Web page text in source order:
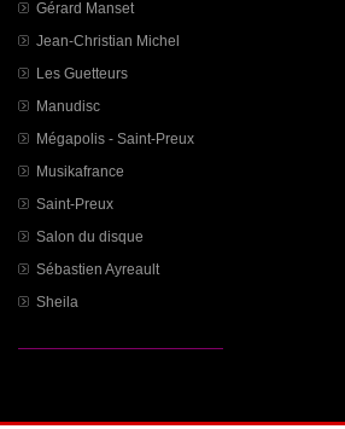
Gérard Manset
Jean-Christian Michel
Les Guetteurs
Manudisc
Mégapolis - Saint-Preux
Musikafrance
Saint-Preux
Salon du disque
Sébastien Ayreault
Sheila